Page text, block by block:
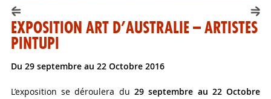
EXPOSITION ART D’AUSTRALIE – ARTISTES
PINTUPI
du 29 septembre au 22 Octobre 2016
L’exposition se déroulera du 29 septembre au 22 Octobre